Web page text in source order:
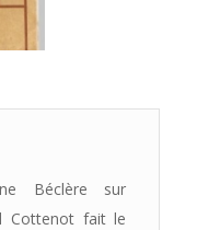
Béclère sur
Cottenot fait le